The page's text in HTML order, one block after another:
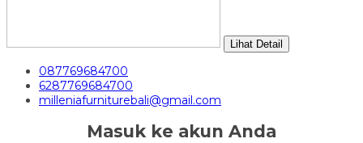
Lihat Detail
087769684700
6287769684700
milleniafurniturebali@gmail.com
Masuk ke akun Anda